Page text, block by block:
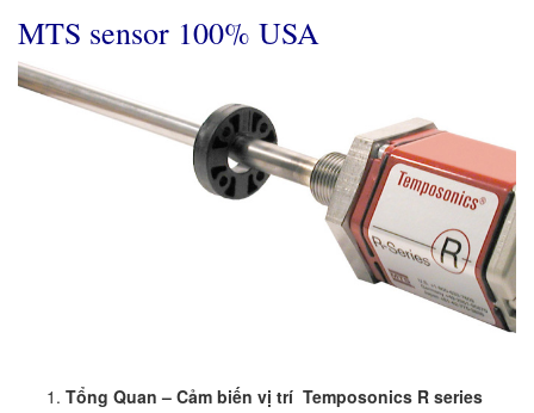
MTS sensor 100% USA
Tổng Quan – Cảm biến vị trí Temposonics R series